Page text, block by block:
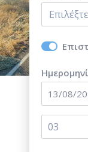
03